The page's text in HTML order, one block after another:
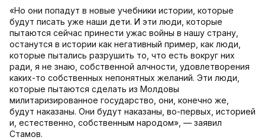
«Но они попадут в новые учебники истории, которые
будут писать уже наши дети. И эти люди, которые
пытаются сейчас принести ужас войны в нашу страну,
останутся в истории как негативный пример, как люди,
которые пытались разрушить то, что есть вокруг них
ради, я не знаю, собственной алчности, удовлетворения
каких-то собственных непонятных желаний. Эти люди,
которые пытаются сделать из Молдовы
милитаризированное государство, они, конечно же,
будут наказаны. Они будут наказаны, во-первых, историей
и, естественно, собственным народом», — заявил
Стамов.